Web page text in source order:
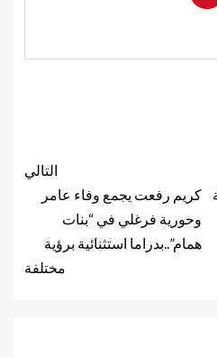
التالي
كريم رفعت يجمع وفاء عامر
وحورية فرغلي في “بنات
همام”..بدراما استثنائية برؤية
مختلفة